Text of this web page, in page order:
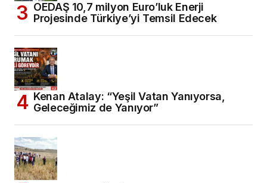
OEDAŞ 10,7 milyon Euro’luk Enerji
Projesinde Türkiye’yi Temsil Edecek
Kenan Atalay: “Yeşil Vatan Yanıyorsa,
Geleceğimiz de Yanıyor”